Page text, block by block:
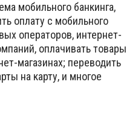
мобильного банкинга,
оплату с мобильного
операторов, интернет-
оплачивать товары
магазинах; переводить
на карту, и многое